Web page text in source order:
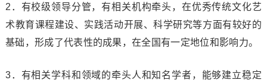
2．有校级领导分管，有相关机构牵头，在优秀传统文化艺
术教育课程建设、实践活动开展、科学研究等方面有较好的
基础，形成了代表性的成果，在全国有一定地位和影响力。
3．有相关学科和领域的牵头人和知名学者，能够建立稳定